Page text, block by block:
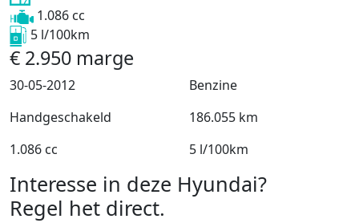
1.086 cc
5 l/100km
€ 2.950 marge
30-05-2012
Benzine
Handgeschakeld
186.055 km
1.086 cc
5 l/100km
Interesse in deze Hyundai?
Regel het direct.